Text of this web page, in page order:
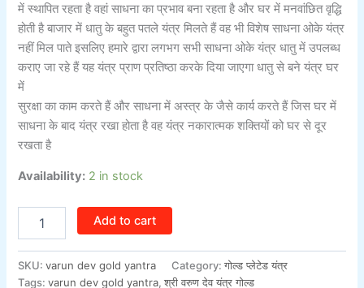
में स्थापित रहता है वहां साधना का प्रभाव बना रहता है और घर में मनवांछित वृद्धि
होती है बाजार में धातु के बहुत पतले यंत्र मिलते हैं वह भी विशेष साधना ओके यंत्र
नहीं मिल पाते इसलिए हमारे द्वारा लगभग सभी साधना ओके यंत्र धातु में उपलब्ध
कराए जा रहे हैं यह यंत्र प्राण प्रतिष्ठा करके दिया जाएगा धातु से बने यंत्र घर
में
सुरक्षा का काम करते हैं और साधना में अस्त्र के जैसे कार्य करते हैं जिस घर में
साधना के बाद यंत्र रखा होता है वह यंत्र नकारात्मक शक्तियों को घर से दूर
रखता है
Availability: 2 in stock
Add to cart
SKU:varun dev gold yantra Category:गोल्ड प्लेटेड यंत्र
Tags:varun dev gold yantra,श्री वरुण देव यंत्र गोल्ड